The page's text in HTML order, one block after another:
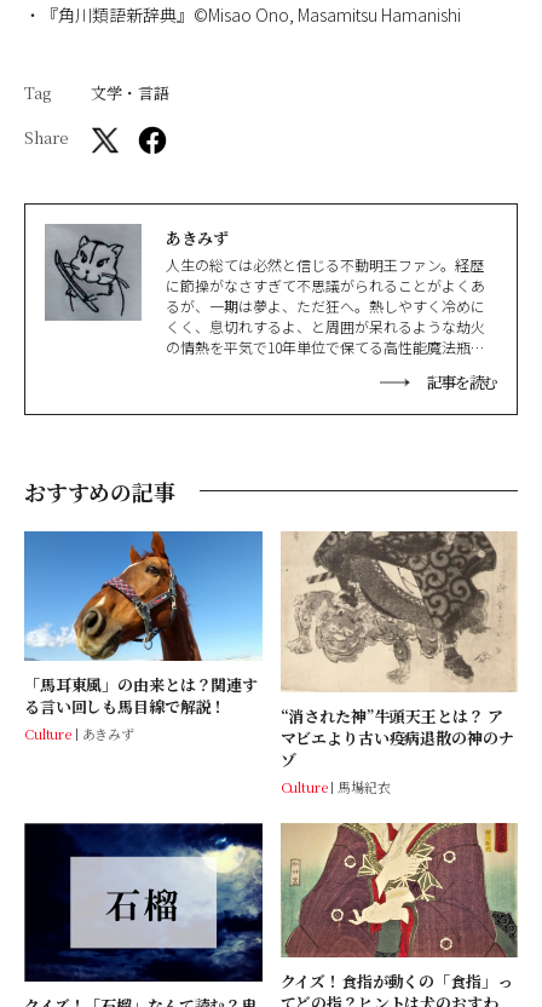
・『角川類語新辞典』©Misao Ono, Masamitsu Hamanishi
Tag
文学・言語
Share
あきみず
人生の総ては必然と信じる不動明王ファン。経歴
に節操がなさすぎて不思議がられることがよくあ
るが、一期は夢よ、ただ狂へ。熱しやすく冷めに
くく、息切れするよ、と周囲が呆れるような劫火
の情熱を平気で10年単位で保てる高性能魔法瓶。
記事を読む
おすすめの記事
「馬耳東風」の由来とは？関連す
る言い回しも馬目線で解説！
Culture あきみず
“消された神”牛頭天王とは？ ア
マビエより古い疫病退散の神のナ
ゾ
Culture 馬場紀衣
クイズ！食指が動くの「食指」っ